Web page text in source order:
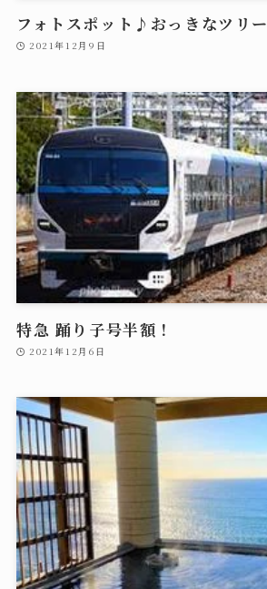
フォトスポット♪おっきなツリー
2021年12月9日
特急 踊り子号半額！
2021年12月6日